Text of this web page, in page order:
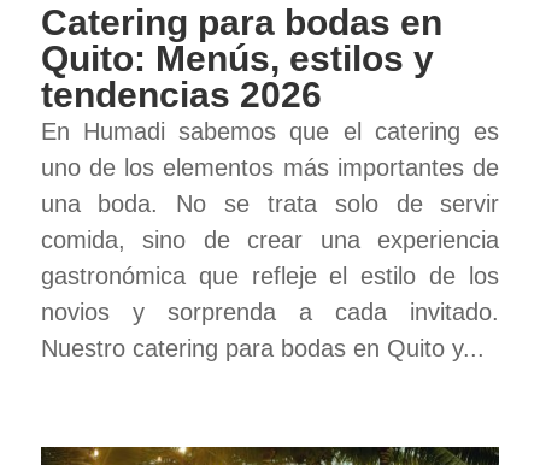
Catering para bodas en
Quito: Menús, estilos y
tendencias 2026
En Humadi sabemos que el catering es
uno de los elementos más importantes de
una boda. No se trata solo de servir
comida, sino de crear una experiencia
gastronómica que refleje el estilo de los
novios y sorprenda a cada invitado.
Nuestro catering para bodas en Quito y...